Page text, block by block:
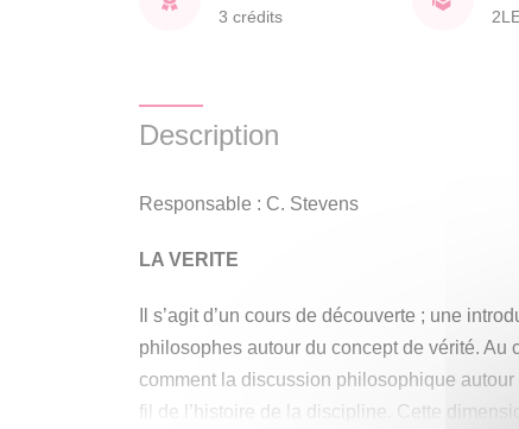
3 crédits
Description
Responsable : C. Stevens
LA VERITE
Il s’agit d’un cours de découverte ; une
philosophes autour du concept de vérité. Au
comment la discussion philosophique
fil de l’histoire de la discipline. Cette